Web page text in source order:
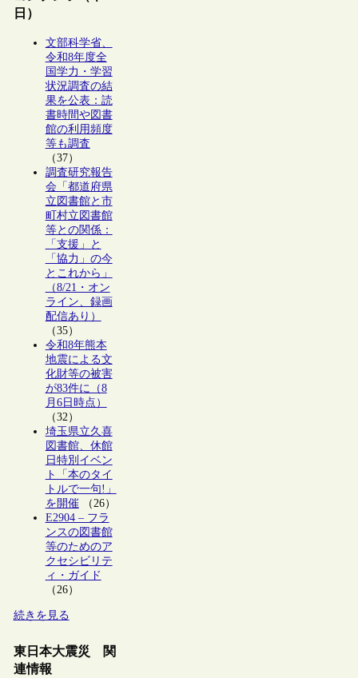
日）
文部科学省、
令和8年度全
国学力・学習
状況調査の結
果を公表：読
書時間や図書
館の利用頻度
等も調査
（37）
調査研究報告
会「都道府県
立図書館と市
町村立図書館
等との関係：
「支援」と
「協力」の今
とこれから」
（8/21・オン
ライン、録画
配信あり）
（35）
令和8年熊本
地震による文
化財等の被害
が83件に（8
月6日時点）
（32）
埼玉県立久喜
図書館、休館
日特別イベン
ト「本のタイ
トルで一句!」
を開催（26）
E2904 – フラ
ンスの図書館
等のためのア
クセシビリテ
ィ・ガイド
（26）
続きを見る
東日本大震災 関
連情報